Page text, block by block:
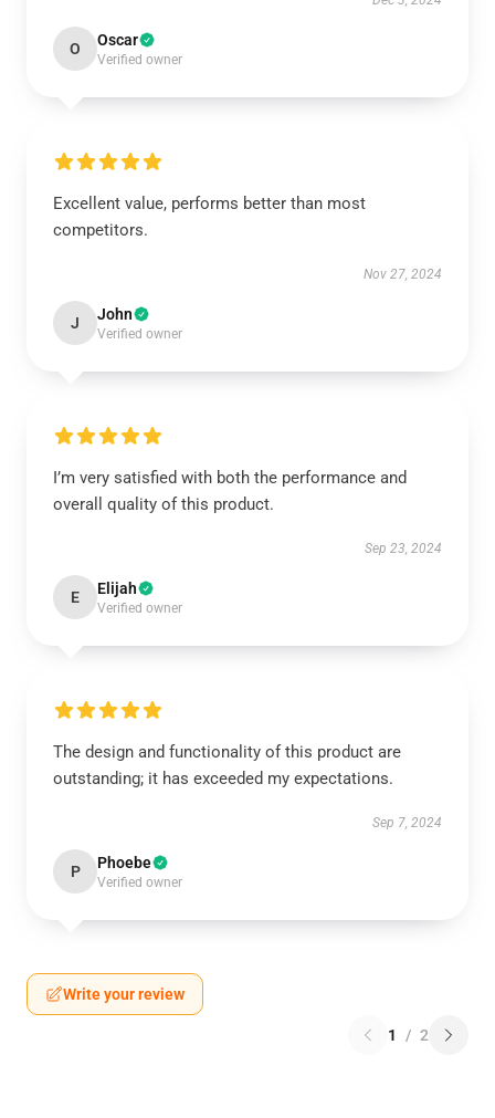
O Oscar
Verified owner
Excellent value, performs better than most
competitors.
Nov 27, 2024
J John
Verified owner
I’m very satisfied with both the performance and
overall quality of this product.
Sep 23, 2024
E Elijah
Verified owner
The design and functionality of this product are
outstanding; it has exceeded my expectations.
Sep 7, 2024
P Phoebe
Verified owner
Write your review
1 / 2